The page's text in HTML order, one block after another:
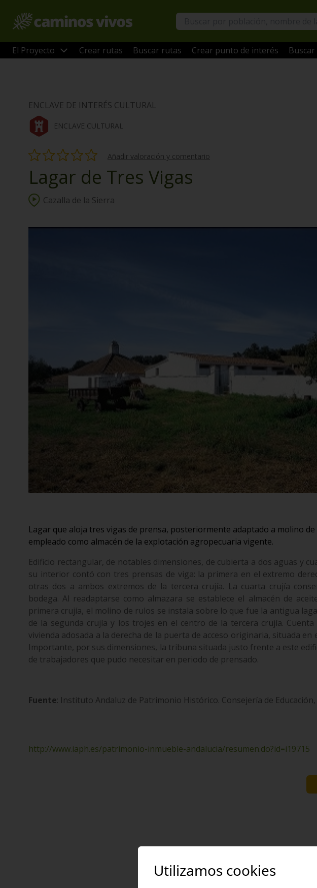
El Proyecto Crear rutas Buscar rutas Crear punto de interés
ENCLAVE DE INTERÉS CULTURAL
ENCLAVE CULTURAL
Añadir valoración y comentario
Lagar de Tres Vigas
Cazalla de la Sierra
Lagar que aloja tres vigas de prensa, posteriormente adaptado a molino
empleado como almacén de la explotación agropecuaria vigente.
Edificio rectangular, de notables dimensiones, de cubierta a dos aguas y
su interior contó con tres prensas de viga: la primera en el extremo
otras dos a ambos extremos de la tercera crujía. La cuarta crujía
bodega. Al readaptarse como almazara se establece el almacén de
primera crujía, el molino de rulos se instala sobre lo que fue la antigua
de la segunda crujía y los trojes en el centro de la tercera crujía.
vivienda adosada a la derecha de la puerta de acceso originaria, situada en
Importante, por sus dimensiones, la tribuna situada justo frente a este
de trabajadores que pudo necesitar en periodo de prensado.
Fuente: Instituto Andaluz de Patrimonio Histórico. Consejería de
http://www.iaph.es/patrimonio-inmueble-andalucia/resumen.do?id=i19715
Utilizamos cookies